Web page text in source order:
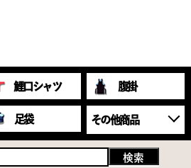
鯉口シャツ 腹掛
足袋 その他商品